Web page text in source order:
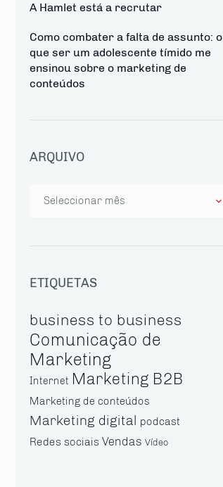
A Hamlet está a recrutar
Como combater a falta de assunto: o
que ser um adolescente tímido me
ensinou sobre o marketing de
conteúdos
ARQUIVO
ETIQUETAS
business to business
Comunicação de
Marketing
Internet Marketing B2B
Marketing de conteúdos
Marketing digital podcast
Redes sociais Vendas Vídeo